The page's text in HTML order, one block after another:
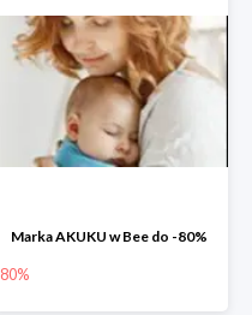
Marka AKUKU w Bee do -80%
80%